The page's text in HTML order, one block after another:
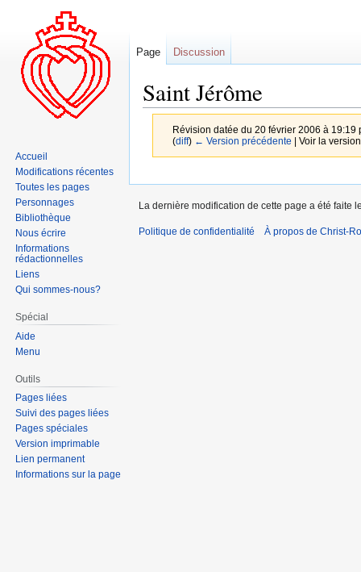
Saint Jérôme
Révision datée du 20 février 2006 à 19:19
(diff) ← Version précédente | Voir la
navigation
recherche
Page Discussion
Accueil
Modifications récentes
Toutes les pages
Personnages
Bibliothèque
Nous écrire
Informations
rédactionnelles
Liens
Qui sommes-nous?
Spécial
Aide
Menu
Outils
Pages liées
Suivi des pages liées
Pages spéciales
Version imprimable
Lien permanent
Informations sur la page
La dernière modification de cette page a été faite
Politique de confidentialité À propos de Christ-